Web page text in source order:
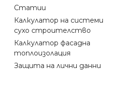
Статии
Калкулатор на системи
сухо строителство
Калкулатор фасадна
топлоизолация
Защита на лични данни